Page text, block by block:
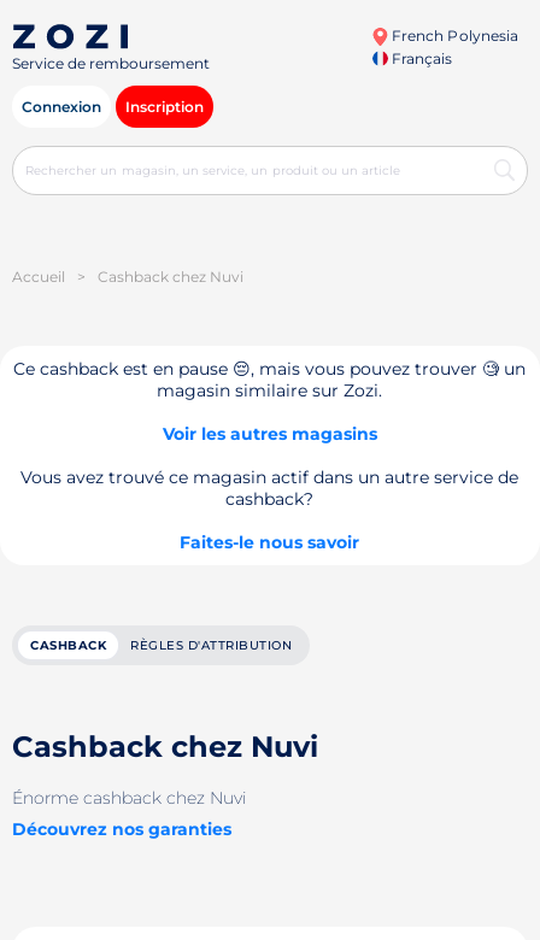
Service de remboursement
French Polynesia
Français
Connexion Inscription
Accueil > Cashback chez Nuvi
Ce cashback est en pause 😔, mais vous pouvez trouver 🧐 un
magasin similaire sur Zozi.
Voir les autres magasins
Vous avez trouvé ce magasin actif dans un autre service de
cashback?
Faites-le nous savoir
CASHBACK RÈGLES D'ATTRIBUTION
Cashback chez Nuvi
Énorme cashback chez Nuvi
Découvrez nos garanties